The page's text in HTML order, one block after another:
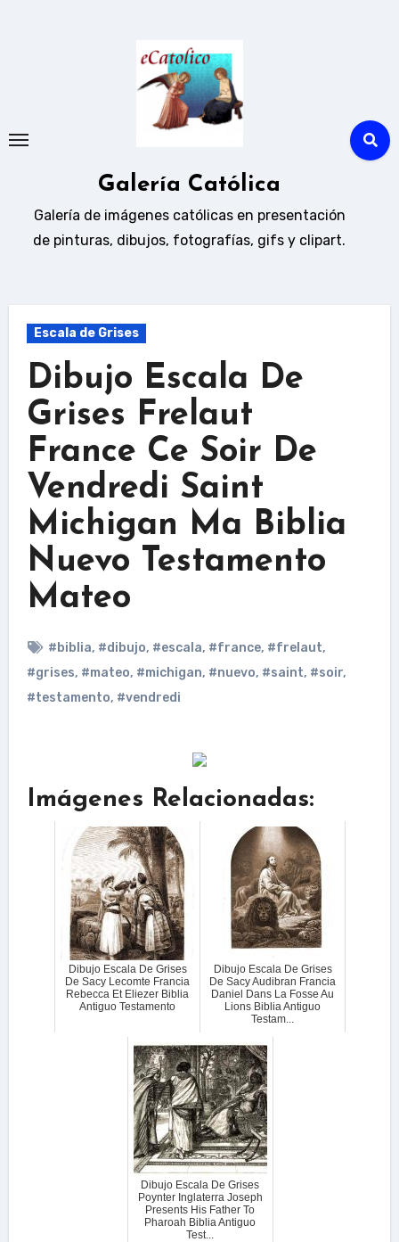
Galería Católica
Galería de imágenes católicas en presentación
de pinturas, dibujos, fotografías, gifs y clipart.
Escala de Grises
Dibujo Escala De
Grises Frelaut
France Ce Soir De
Vendredi Saint
Michigan Ma Biblia
Nuevo Testamento
Mateo
#biblia, #dibujo, #escala, #france, #frelaut,
#grises, #mateo, #michigan, #nuevo, #saint, #soir,
#testamento, #vendredi
Imágenes Relacionadas:
Dibujo Escala De Grises
De Sacy Lecomte Francia
Rebecca Et Eliezer Biblia
Antiguo Testamento
Dibujo Escala De Grises
De Sacy Audibran Francia
Daniel Dans La Fosse Au
Lions Biblia Antiguo
Testam...
Dibujo Escala De Grises
Poynter Inglaterra Joseph
Presents His Father To
Pharoah Biblia Antiguo
Test...